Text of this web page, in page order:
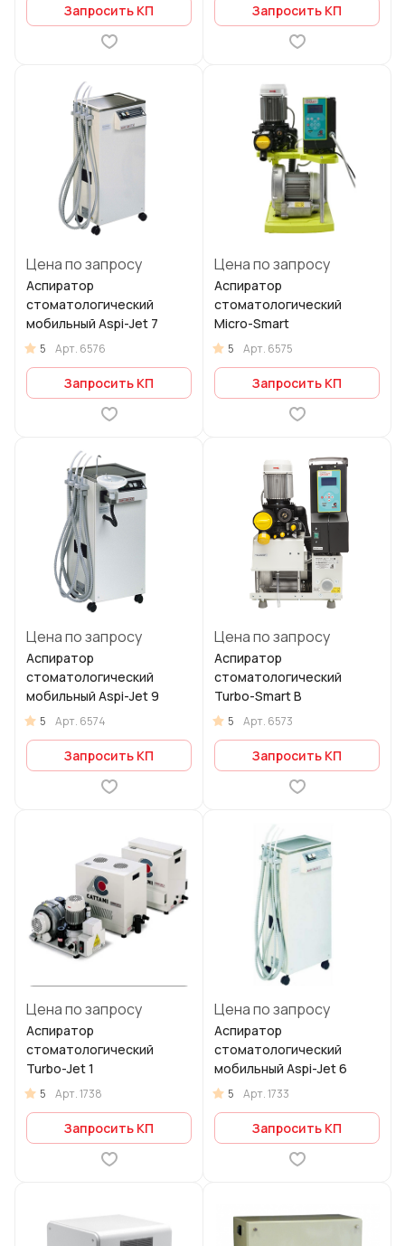
Запросить КП Запросить КП
Цена по запросу
Аспиратор
стоматологический
мобильный Aspi-Jet 7
5 Арт. 6576
Запросить КП
Цена по запросу
Аспиратор
стоматологический
Micro-Smart
5 Арт. 6575
Запросить КП
Цена по запросу
Аспиратор
стоматологический
мобильный Aspi-Jet 9
5 Арт. 6574
Запросить КП
Цена по запросу
Аспиратор
стоматологический
Turbo-Smart B
5 Арт. 6573
Запросить КП
Цена по запросу
Аспиратор
стоматологический
Turbo-Jet 1
5 Арт.1738
Запросить КП
Цена по запросу
Аспиратор
стоматологический
мобильный Aspi-Jet 6
5 Арт.1733
Запросить КП